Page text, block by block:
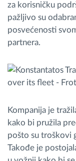
za korisničku
pažljivo su
posvećenosti
partnera.
Kompanija je
kako bi pružila
pošto su troškovi
Takođe je